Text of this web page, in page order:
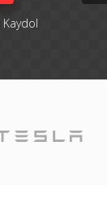
Kaydol